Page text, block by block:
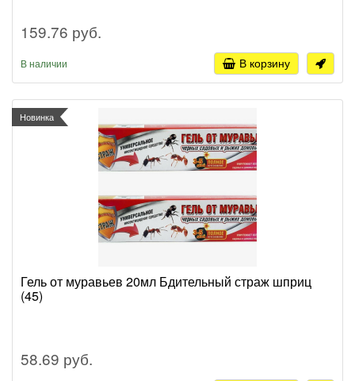
159.76 руб.
В наличии В корзину
Новинка
Гель от муравьев 20мл Бдительный страж шприц
(45)
58.69 руб.